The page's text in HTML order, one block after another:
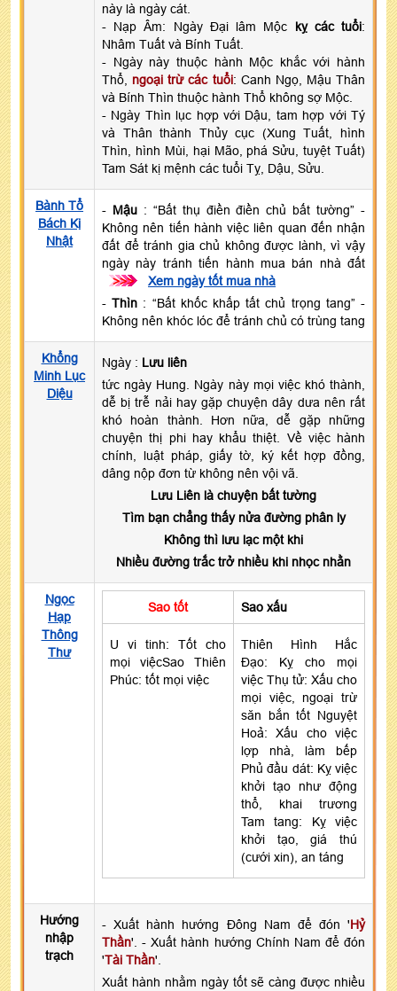
này là ngày cát.
- Nạp Âm: Ngày Đại lâm Mộc kỵ các tuổi:
Nhâm Tuất và Bính Tuất.
- Ngày này thuộc hành Mộc khắc với hành
Thổ, ngoại trừ các tuổi: Canh Ngọ, Mậu Thân
và Bính Thìn thuộc hành Thổ không sợ Mộc.
- Ngày Thìn lục hợp với Dậu, tam hợp với Tý
và Thân thành Thủy cục (Xung Tuất, hình
Thìn, hình Mùi, hại Mão, phá Sửu, tuyệt Tuất)
Tam Sát kị mệnh các tuổi Tỵ, Dậu, Sửu.
Bành Tổ
Bách Kị
Nhật
- Mậu: “Bất thụ điền điền chủ bất tường” -
Không nên tiến hành việc liên quan đến nhận
đất để tránh gia chủ không được lành, vì vậy
ngày này tránh tiến hành mua bán nhà đất
>>>
Xem ngày tốt mua nhà
-Thìn : “Bất khốc khấp tất chủ trọng tang” -
Không nên khóc lóc để tránh chủ có trùng tang
Khổng
Minh Lục
Diệu
Ngày : Lưu liên
tức ngày Hung. Ngày này mọi việc khó thành,
dễ bị trễ nải hay gặp chuyện dây dưa nên rất
khó hoàn thành. Hơn nữa, dễ gặp những
chuyện thị phi hay khẩu thiệt. Về việc hành
chính, luật pháp, giấy tờ, ký kết hợp đồng,
dâng nộp đơn từ không nên vội vã.
Lưu Liên là chuyện bất tường
Tìm bạn chẳng thấy nửa đường phân ly
Không thì lưu lạc một khi
Nhiều đường trắc trở nhiều khi nhọc nhằn
Ngọc
Hạp
Thông
Thư
Sao tốt Sao xấu
U vi tinh: Tốt cho
mọi việcSao Thiên
Phúc: tốt mọi việc
Thiên Hình Hắc
Đạo: Kỵ cho mọi
việc Thụ tử: Xấu cho
mọi việc, ngoại trừ
săn bắn tốt Nguyệt
Hoả: Xấu cho việc
lợp nhà, làm bếp
Phủ đầu dát: Kỵ việc
khởi tạo như động
thổ, khai trương
Tam tang: Kỵ việc
khởi tạo, giá thú
(cưới xin), an táng
Hướng
nhập
trạch
- Xuất hành hướng Đông Nam để đón 'Hỷ
Thần'. - Xuất hành hướng Chính Nam để đón
'Tài Thần'.
Xuất hành nhằm ngày tốt sẽ càng được nhiều